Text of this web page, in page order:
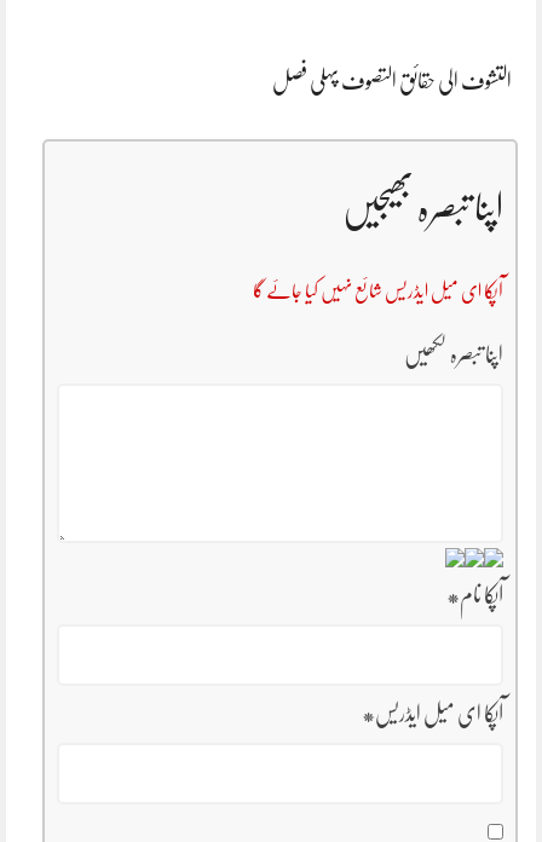
التشوف الی حقائق التصوف پہلی فصل
اپنا تبصرہ بھیجیں
آپکا ای میل ایڈریس شائع نہیں کیا جائے گا
اپنا تبصرہ لکھیں
آپکا نام*
آپکا ای میل ایڈریس*